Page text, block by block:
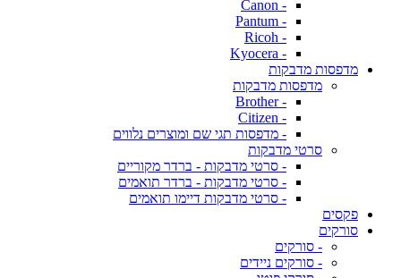
- Canon
- Pantum
- Ricoh
- Kyocera
מדפסות מדבקות
מדפסות מדבקות
- Brother
- Citizen
- מדפסות תגי שם ומוצרים נלווים
סרטי מדבקות
- סרטי מדבקות - ברדר מקוריים
- סרטי מדבקות - ברדר תואמים
- סרטי מדבקות דיימו תואמים
פקסים
סורקים
- סורקים
- סורקים ניידים